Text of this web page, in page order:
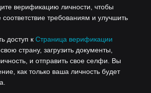
верификацию личности, чтобы
требованиям и улучшить
доступ к Страница верификации
свою страну, загрузить документы,
и отправить свое селфи. Вы
как только ваша личность будет